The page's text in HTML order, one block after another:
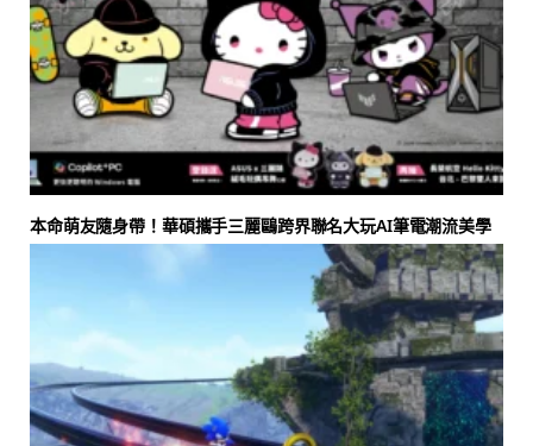
本命萌友隨身帶！華碩攜手三麗鷗跨界聯名大玩AI筆電潮流美學